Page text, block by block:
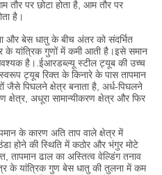
तौर पर छोटा होता है, आम तौर पर
है।
और बेस धातु के बीच अंतर को संदर्भित
के यांत्रिक गुणों में कमी आती है।इसे समान
है।.ईआरडब्ल्यू स्टील ट्यूब की उच्च
ट्यूब रिक्त के किनारे के पास तापमान
जैसे पिघलने क्षेत्र बनाता है, अर्ध-पिघलने
क्षेत्र, अधूरा सामान्यीकरण क्षेत्र और फिर
के कारण अति ताप वाले क्षेत्र में
होने की स्थिति में कठोर और भंगुर मोटे
तापमान ढाल का अस्तित्व वेल्डिंग तनाव
के यांत्रिक गुण बेस धातु की तुलना में कम